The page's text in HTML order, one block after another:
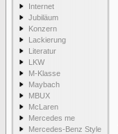
Internet
Jubiläum
Konzern
Lackierung
Literatur
LKW
M-Klasse
Maybach
MBUX
McLaren
Mercedes me
Mercedes-Benz Style